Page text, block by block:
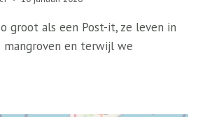
groot als een Post-it, ze leven in
mangroven en terwijl we